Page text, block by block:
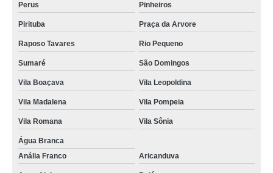
Perus Pinheiros
Pirituba Praça da Arvore
Raposo Tavares Rio Pequeno
Sumaré São Domingos
Vila Boaçava Vila Leopoldina
Vila Madalena Vila Pompeia
Vila Romana Vila Sônia
Água Branca
Anália Franco
Aricanduva